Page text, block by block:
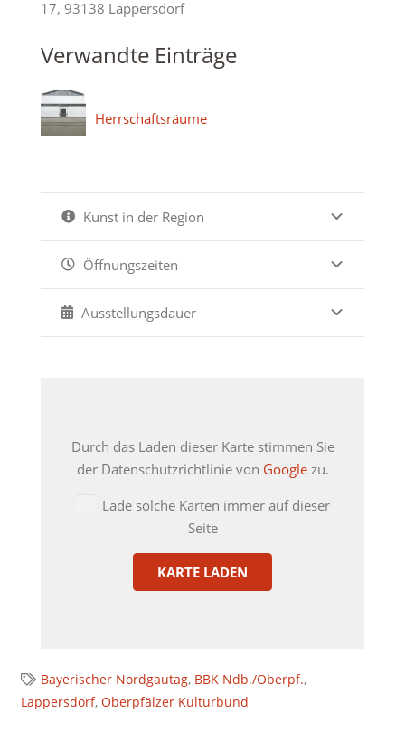
17, 93138 Lappersdorf
Verwandte Einträge
Herrschaftsräume
Kunst in der Region
Öffnungszeiten
Ausstellungsdauer
Durch das Laden dieser Karte stimmen Sie
der Datenschutzrichtlinie von Googlezu.
Lade solche Karten immer auf dieser
Seite
KARTE LADEN
Bayerischer Nordgautag, BBK Ndb./Oberpf.,
Lappersdorf, Oberpfälzer Kulturbund